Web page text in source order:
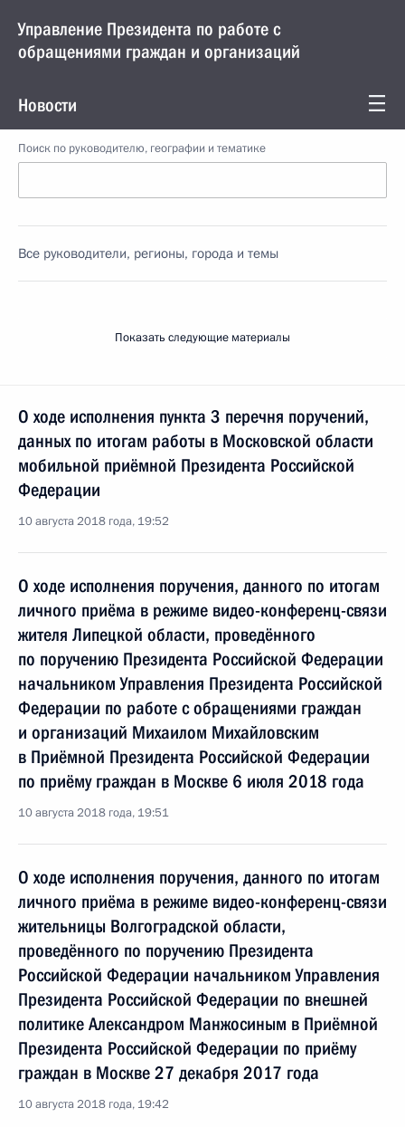
Управление Президента по работе с
обращениями граждан и организаций
Новости
Поиск по руководителю, географии и тематике
Все руководители, регионы, города и темы
Показать следующие материалы
О ходе исполнения пункта 3 перечня поручений,
данных по итогам работы в Московской области
мобильной приёмной Президента Российской
Федерации
10 августа 2018 года, 19:52
О ходе исполнения поручения, данного по итогам
личного приёма в режиме видео-конференц-связи
жителя Липецкой области, проведённого
по поручению Президента Российской Федерации
начальником Управления Президента Российской
Федерации по работе с обращениями граждан
и организаций Михаилом Михайловским
в Приёмной Президента Российской Федерации
по приёму граждан в Москве 6 июля 2018 года
10 августа 2018 года, 19:51
О ходе исполнения поручения, данного по итогам
личного приёма в режиме видео-конференц-связи
жительницы Волгоградской области,
проведённого по поручению Президента
Российской Федерации начальником Управления
Президента Российской Федерации по внешней
политике Александром Манжосиным в Приёмной
Президента Российской Федерации по приёму
граждан в Москве 27 декабря 2017 года
10 августа 2018 года, 19:42